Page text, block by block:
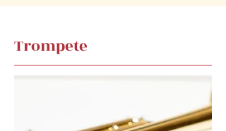
Trompete